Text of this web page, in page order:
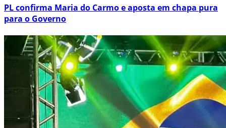
PL confirma Maria do Carmo e aposta em chapa pura
para o Governo